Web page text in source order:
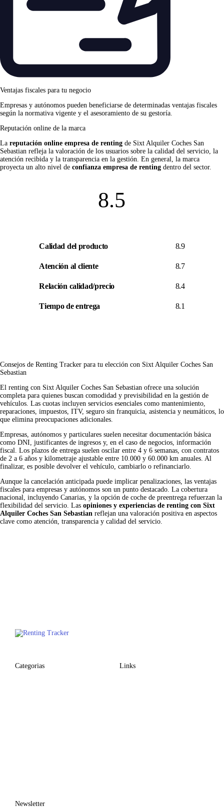
Ventajas fiscales para tu negocio
Empresas y autónomos pueden beneficiarse de determinadas ventajas fiscales
según la normativa vigente y el asesoramiento de su gestoría.
Reputación online de la marca
La reputación online empresa de renting de Sixt Alquiler Coches San
Sebastian refleja la valoración de los usuarios sobre la calidad del servicio, la
atención recibida y la transparencia en la gestión. En general, la marca
proyecta un alto nivel de confianza empresa de renting dentro del sector.
8.5
Calidad del producto 8.9
Atención al cliente 8.7
Relación calidad/precio 8.4
Tiempo de entrega 8.1
Consejos de Renting Tracker para tu elección con Sixt Alquiler Coches San
Sebastian
El renting con Sixt Alquiler Coches San Sebastian ofrece una solución
completa para quienes buscan comodidad y previsibilidad en la gestión de
vehículos. Las cuotas incluyen servicios esenciales como mantenimiento,
reparaciones, impuestos, ITV, seguro sin franquicia, asistencia y neumáticos, lo
que elimina preocupaciones adicionales.
Empresas, autónomos y particulares suelen necesitar documentación básica
como DNI, justificantes de ingresos y, en el caso de negocios, información
fiscal. Los plazos de entrega suelen oscilar entre 4 y 6 semanas, con contratos
de 2 a 6 años y kilometraje ajustable entre 10.000 y 60.000 km anuales. Al
finalizar, es posible devolver el vehículo, cambiarlo o refinanciarlo.
Aunque la cancelación anticipada puede implicar penalizaciones, las ventajas
fiscales para empresas y autónomos son un punto destacado. La cobertura
nacional, incluyendo Canarias, y la opción de coche de preentrega refuerzan la
flexibilidad del servicio. Las opiniones y experiencias de renting con Sixt
Alquiler Coches San Sebastian reflejan una valoración positiva en aspectos
clave como atención, transparencia y calidad del servicio.
Categorias Links
Newsletter